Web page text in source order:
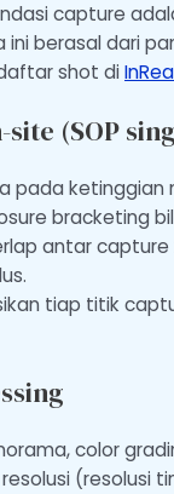
capture
berasal dari
shot di
(SOP
pada ketinggian
bracketing
antar capture
tiap titik
color
(resolusi